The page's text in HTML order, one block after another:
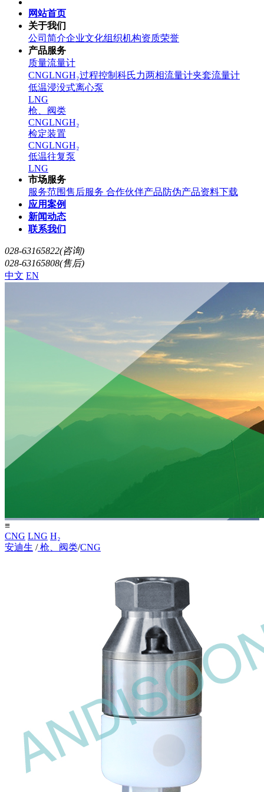
网站首页
关于我们
公司简介企业文化组织机构资质荣誉
产品服务
质量流量计
CNGLNGH₂过程控制 科氏力两相流量计夹套流量计
低温浸没式离心泵
LNG
枪、阀类
CNGLNGH₂
检定装置
CNGLNGH₂
低温往复泵
LNG
市场服务
服务范围售后服务 合作伙伴产品防伪产品资料下载
应用案例
新闻动态
联系我们
028-63165822(咨询)
028-63165808(售后)
中文 EN
≡
CNG LNG H₂
安迪生 /枪、阀类/CNG